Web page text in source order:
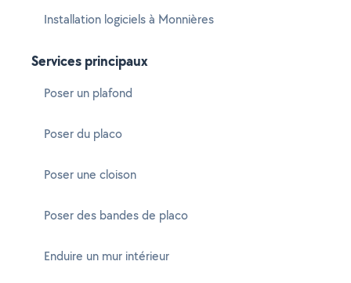
Installation logiciels à Monnières
Services principaux
Poser un plafond
Poser du placo
Poser une cloison
Poser des bandes de placo
Enduire un mur intérieur